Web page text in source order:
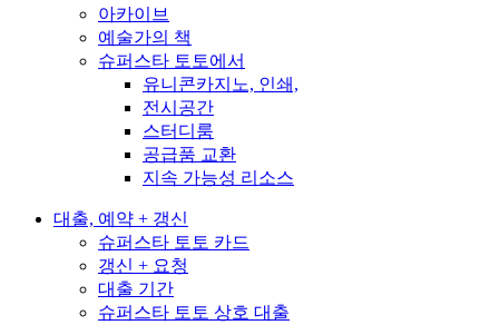
아카이브
예술가의 책
슈퍼스타 토토에서
유니콘카지노, 인쇄,
전시공간
스터디룸
공급품 교환
지속 가능성 리소스
대출, 예약 + 갱신
슈퍼스타 토토 카드
갱신 + 요청
대출 기간
슈퍼스타 토토 상호 대출